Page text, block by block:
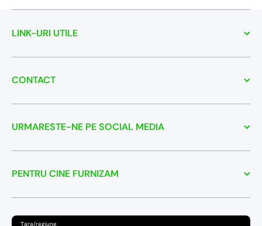
LINK-URI UTILE
CONTACT
URMARESTE-NE PE SOCIAL MEDIA
PENTRU CINE FURNIZAM
Țara/regiune